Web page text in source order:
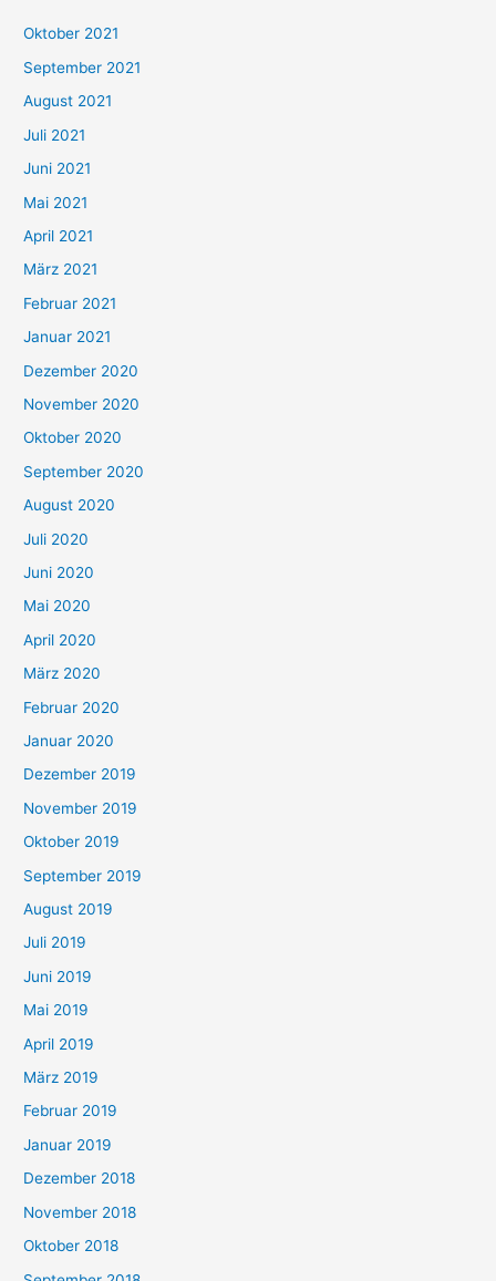
n
n
a
c
h
:
Oktober 2021
September 2021
August 2021
Juli 2021
Juni 2021
Mai 2021
April 2021
März 2021
Februar 2021
Januar 2021
Dezember 2020
November 2020
Oktober 2020
September 2020
August 2020
Juli 2020
Juni 2020
Mai 2020
April 2020
März 2020
Februar 2020
Januar 2020
Dezember 2019
November 2019
Oktober 2019
September 2019
August 2019
Juli 2019
Juni 2019
Mai 2019
April 2019
März 2019
Februar 2019
Januar 2019
Dezember 2018
November 2018
Oktober 2018